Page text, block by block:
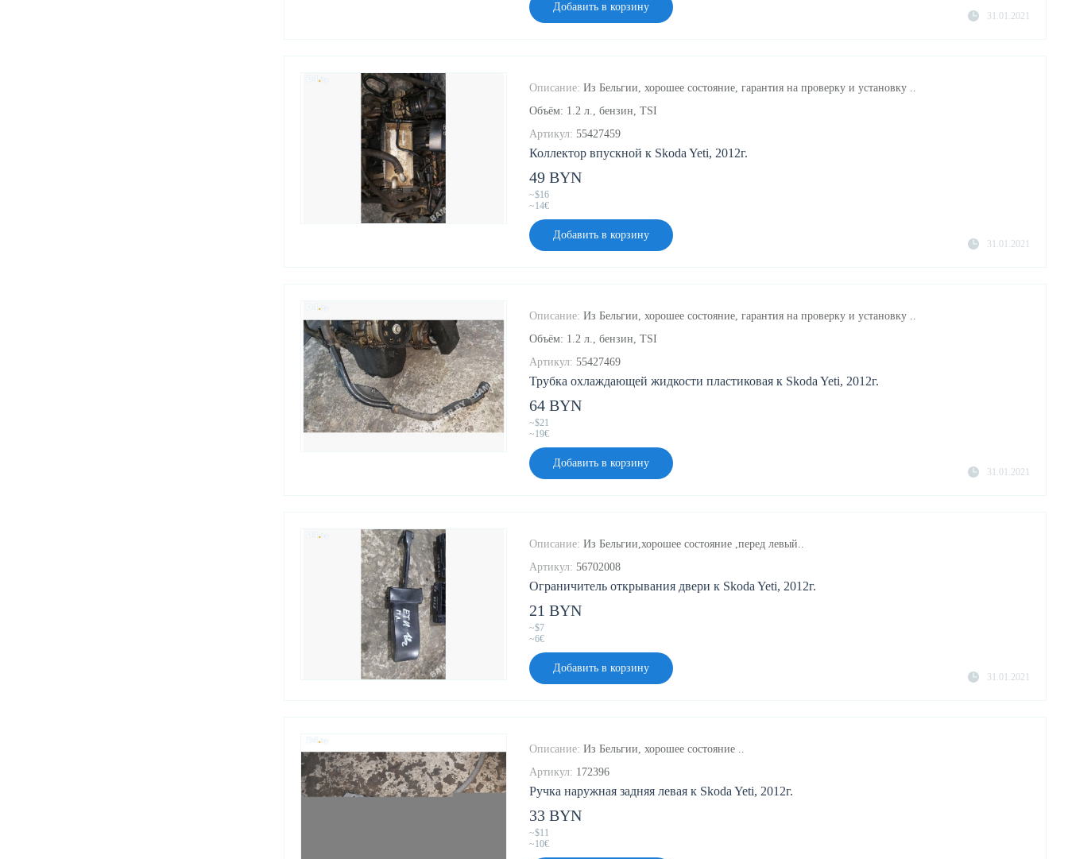
31.01.2021
Добавить в корзину
Коллектор впускной к Skoda Yeti, 2012г.
Описание: Из Бельгии, хорошее состояние, гарантия на проверку и установку ..
Объём: 1.2 л., бензин, TSI
Артикул: 55427459
31.01.2021
49 BYN
~$16
~14€
Добавить в корзину
Трубка охлаждающей жидкости пластиковая к Skoda Yeti, 2012г.
Описание: Из Бельгии, хорошее состояние, гарантия на проверку и установку ..
Объём: 1.2 л., бензин, TSI
Артикул: 55427469
31.01.2021
64 BYN
~$21
~19€
Добавить в корзину
Ограничитель открывания двери к Skoda Yeti, 2012г.
Описание: Из Бельгии,хорошее состояние ,перед левый..
Артикул: 56702008
31.01.2021
21 BYN
~$7
~6€
Добавить в корзину
Ручка наружная задняя левая к Skoda Yeti, 2012г.
Описание: Из Бельгии, хорошее состояние ..
Артикул: 172396
33 BYN
~$11
~10€